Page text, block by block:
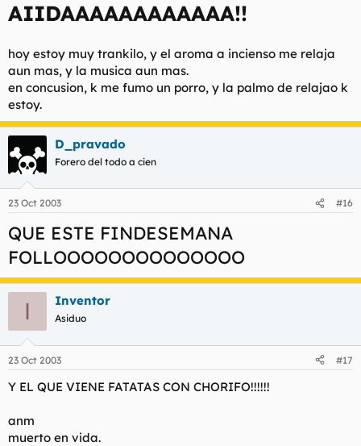
AIIDAAAAAAAAAAAA!!
hoy estoy muy trankilo, y el aroma a incienso me relaja
aun mas, y la musica aun mas.
en concusion, k me fumo un porro, y la palmo de relajao k
estoy.
D_pravado
Forero del todo a cien
23 Oct 2003 #16
QUE ESTE FINDESEMANA
FOLLOOOOOOOOOOOOOO
I Inventor
Asiduo
23 Oct 2003 #17
Y EL QUE VIENE FATATAS CON CHORIFO!!!!!!
anm
muerto en vida.